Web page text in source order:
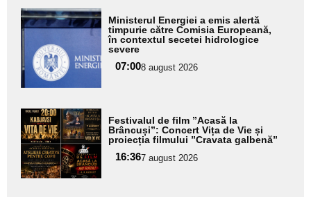
Adaugă
aici textul
pentru
subtitlu
Ministerul Energiei a emis alertă
timpurie către Comisia Europeană,
în contextul secetei hidrologice
severe
07:008 august 2026
Adaugă
aici textul
pentru
subtitlu
Festivalul de film ”Acasă la
Brâncuși”: Concert Vița de Vie și
proiecția filmului ”Cravata galbenă”
16:367 august 2026